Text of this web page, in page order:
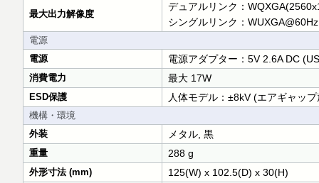
最大出力解像度
デュアルリンク：
シングルリンク：
電源
電源
電源アダプター：5V 2.6A DC
消費電力 最大 17W
ESD保護 人体モデル：±8kV (エアギャッ
機構・環境
外装
メタル, 黒
重量 288 g
外形寸法 (mm) 125(W) x 102.5(D) x 30(H)